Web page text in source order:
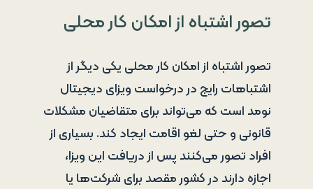
تصور اشتباه از امکان کار محلی
تصور اشتباه از امکان کار محلی یکی دیگر از
اشتباهات رایج در درخواست ویزای دیجیتال
نومد است که می‌تواند برای متقاضیان مشکلات
قانونی و حتی لغو اقامت ایجاد کند. بسیاری از
افراد تصور می‌کنند پس از دریافت این ویزا،
اجازه دارند در کشور مقصد برای شرکت‌ها یا